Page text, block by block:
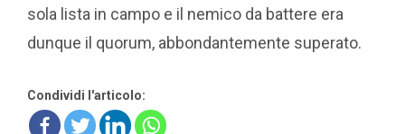
sola lista in campo e il nemico da battere era
dunque il quorum, abbondantemente superato.
Condividi l'articolo: